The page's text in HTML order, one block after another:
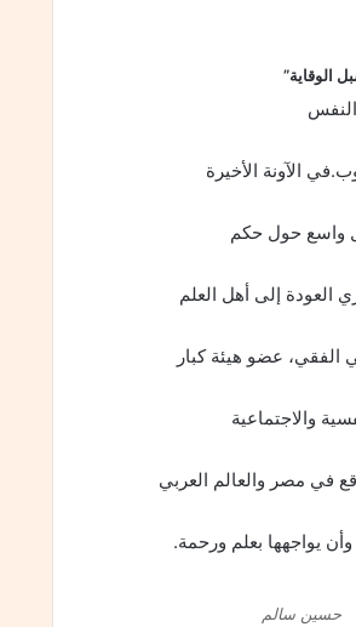
الوقاية”
الآونة الأخيرة
واسع حول حكم
العودة إلى أهل العلم
الفقي، عضو هيئة كبار
والاجتماعية
في مصر والعالم العربي
يواجهها بعلم ورحمة.
حسين سالم